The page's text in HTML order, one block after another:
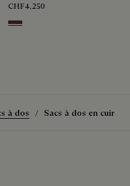
CHF4,250
Soft Brown
à dos Sacs à dos en cuir